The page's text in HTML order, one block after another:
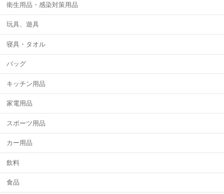
衛生用品・感染対策用品
玩具、遊具
寝具・タオル
バッグ
キッチン用品
家電用品
スポーツ用品
カー用品
飲料
食品